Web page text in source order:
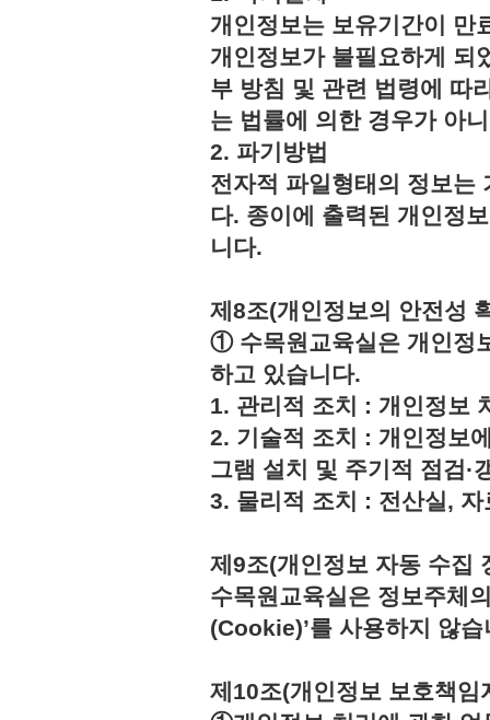
개인정보는 보유기간이 만
개인정보가 불필요하게 되
부 방침 및 관련 법령에 따
는 법률에 의한 경우가 아
2. 파기방법
전자적 파일형태의 정보는
다. 종이에 출력된 개인정
니다.
제8조(개인정보의 안전성
① 수목원교육실은 개인정
하고 있습니다.
1. 관리적 조치 : 개인정보
2. 기술적 조치 : 개인정보
그램 설치 및 주기적 점검·
3. 물리적 조치 : 전산실,
제9조(개인정보 자동 수집
수목원교육실은 정보주체
(Cookie)’를 사용하지 않습
제10조(개인정보 보호책임